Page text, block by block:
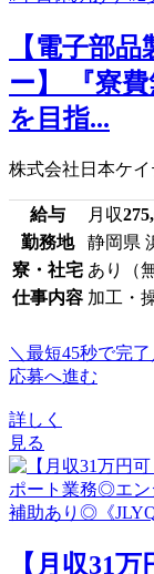
【電子部
ー】 『寮
を目指...
株式会社日本ケイ
給与 月収
勤務地
静岡県
寮・社宅 あり（
仕事内容 加工・
＼最短45秒で完了
応募へ進む
詳しく
見る
【月収31